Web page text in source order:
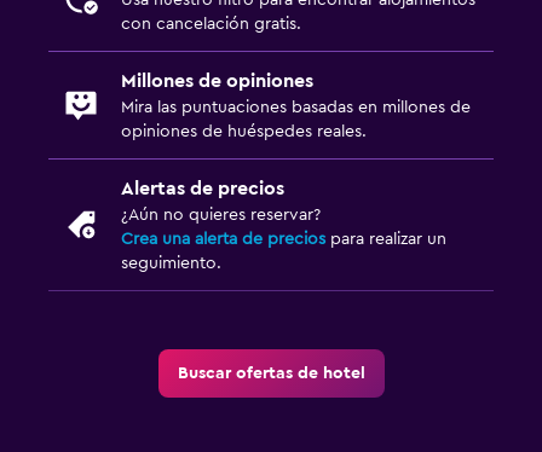
con cancelación gratis.
Millones de opiniones
Mira las puntuaciones basadas en millones de
opiniones de huéspedes reales.
Alertas de precios
¿Aún no quieres reservar?
Crea una alerta de precios para realizar un
seguimiento.
Buscar ofertas de hotel